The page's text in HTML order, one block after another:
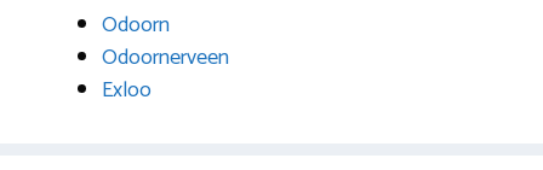
Odoorn
Odoornerveen
Exloo